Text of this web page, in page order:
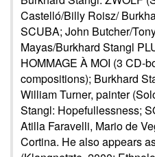
Castelló/Billy Roisz/
SCUBA; John Butcher/
Mayas/Burkhard Stangl
HOMMAGE À MOI (3 CD-
compositions); Burkhard
William Turner, painter
Stangl: Hopefullessness;
Atilla Faravelli, Mario de
Cortina. He also appears